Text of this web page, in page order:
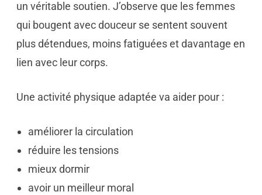
un véritable soutien. J’observe que les femmes
qui bougent avec douceur se sentent souvent
plus détendues, moins fatiguées et davantage en
lien avec leur corps.
Une activité physique adaptée va aider pour :
améliorer la circulation
réduire les tensions
mieux dormir
avoir un meilleur moral